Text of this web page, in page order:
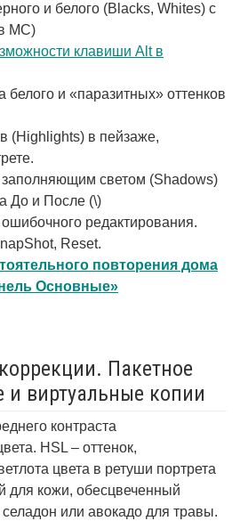
и белого (Blacks, Whites) с
MC)
клавиши Alt в
белого и «паразитных» оттенков
(Highlights) в пейзаже,
светом (Shadows)
До и После (\)
редактирования.
Reset.
повторения дома
Основные»
Пакетное
и виртуальные копии
контраста
HSL – оттенок,
цвета в ретуши портрета
для кожи, обесцвеченный
или авокадо для травы.